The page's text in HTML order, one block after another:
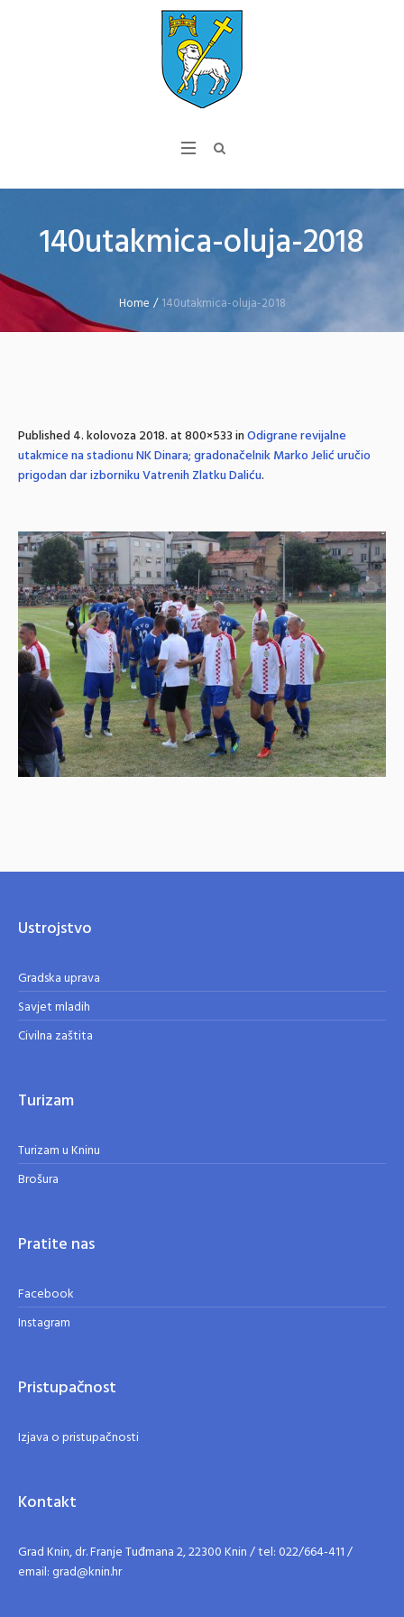
140utakmica-oluja-2018
Home /140utakmica-oluja-2018
Published4. kolovoza 2018.at 800×533 inOdigrane revijalne
utakmice na stadionu NK Dinara; gradonačelnik Marko Jelić uručio
prigodan dar izborniku Vatrenih Zlatku Daliću.
Ustrojstvo
Gradska uprava
Savjet mladih
Civilna zaštita
Turizam
Turizam u Kninu
Brošura
Pratite nas
Facebook
Instagram
Pristupačnost
Izjava o pristupačnosti
Kontakt
Grad Knin, dr. Franje Tuđmana 2, 22300 Knin / tel: 022/664-411 /
email: grad@knin.hr